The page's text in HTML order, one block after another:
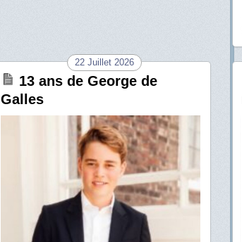
22 Juillet 2026
13 ans de George de
Galles